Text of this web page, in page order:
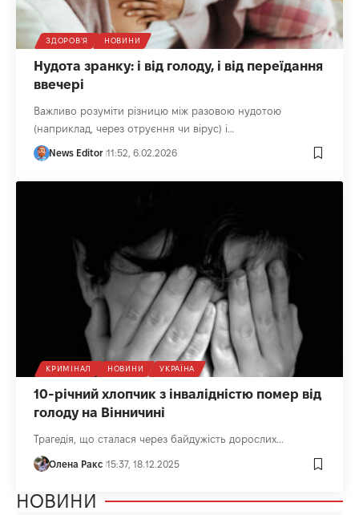
ЗДОРОВ'Я НОВИНИ
Нудота зранку: і від голоду, і від переїдання
ввечері
Важливо розуміти різницю між разовою нудотою
(наприклад, через отруєння чи вірус) і…
News Editor 11:52, 6.02.2026
КРИМІНАЛ НОВИНИ УКРАЇНА
10-річний хлопчик з інвалідністю помер від
голоду на Вінничині
Трагедія, що сталася через байдужість дорослих...
Олена Ракс 15:37, 18.12.2025
НОВИНИ